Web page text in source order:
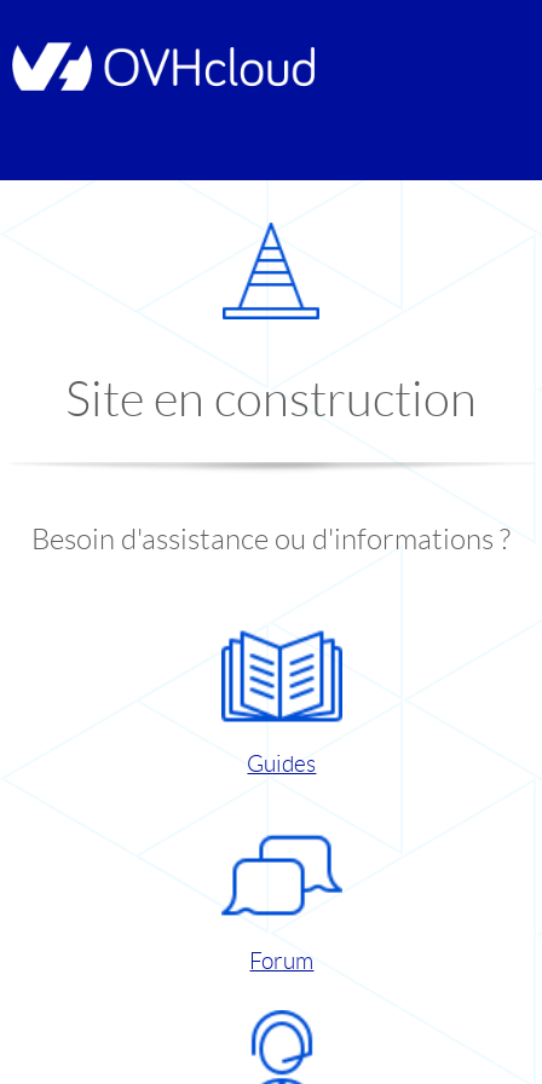
Site en construction
Besoin d'assistance ou d'informations ?
Guides
Forum